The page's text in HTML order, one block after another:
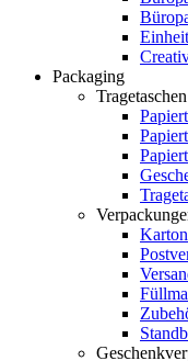
Packaging
Tragetaschen